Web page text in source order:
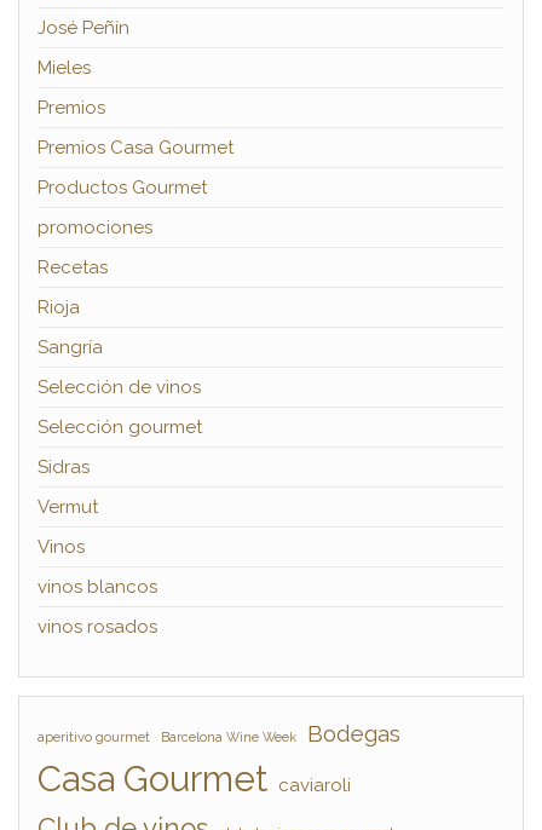
José Peñín
Mieles
Premios
Premios Casa Gourmet
Productos Gourmet
promociones
Recetas
Rioja
Sangría
Selección de vinos
Selección gourmet
Sidras
Vermut
Vinos
vinos blancos
vinos rosados
aperitivo gourmet Barcelona Wine Week Bodegas
Casa Gourmet caviaroli